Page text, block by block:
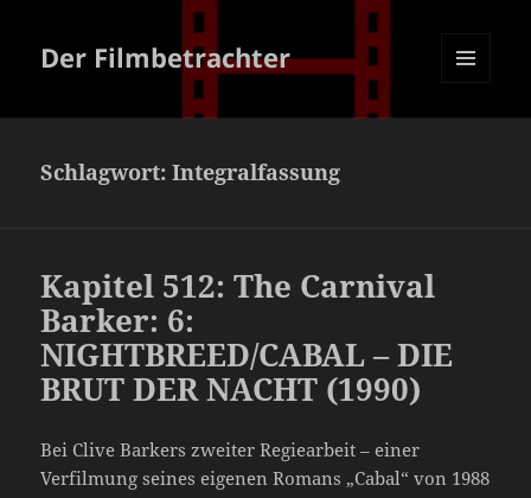
Der Filmbetrachter
Schlagwort:Integralfassung
Kapitel 512: The Carnival
Barker: 6:
NIGHTBREED/CABAL – DIE
BRUT DER NACHT (1990)
Bei Clive Barkers zweiter Regiearbeit – einer
Verfilmung seines eigenen Romans „Cabal“ von 1988